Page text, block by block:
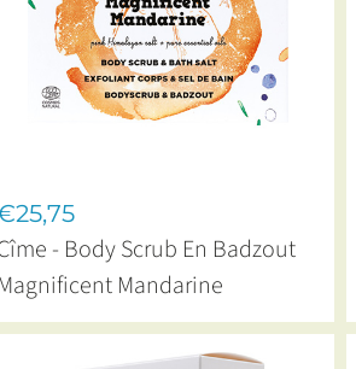
- Body Scrub En Badzout
Mandarine